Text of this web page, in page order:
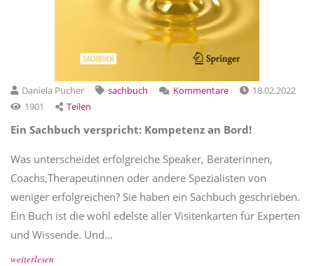
Daniela Pucher sachbuch Kommentare
18.02.2022
1901
Teilen
Ein Sachbuch verspricht: Kompetenz an Bord!
Was unterscheidet erfolgreiche Speaker, Beraterinnen,
Coachs,Therapeutinnen oder andere Spezialisten von
weniger erfolgreichen? Sie haben ein Sachbuch geschrieben.
Ein Buch ist die wohl edelste aller Visitenkarten für Experten
und Wissende. Und…
weiterlesen